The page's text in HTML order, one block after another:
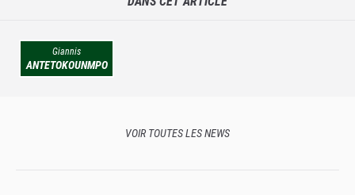
Giannis
ANTETOKOUNMPO
VOIR TOUTES LES NEWS